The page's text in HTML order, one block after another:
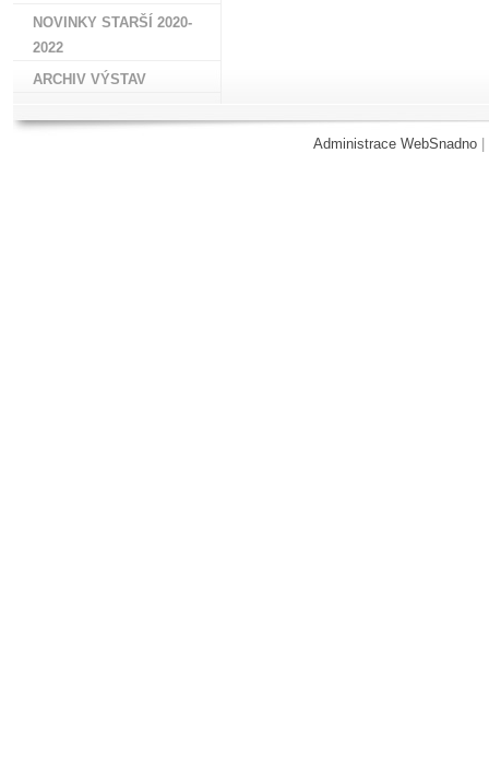
NOVINKY STARŠÍ 2020-
2022
ARCHIV VÝSTAV
Administrace WebSnadno|